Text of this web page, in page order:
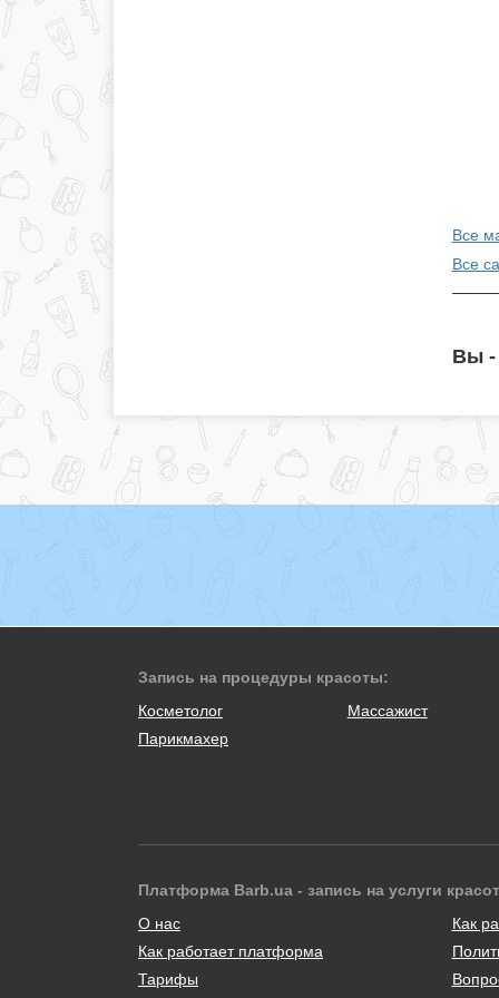
Все
Все
Вы -
Запись на процедуры красоты:
Косметолог
Массажист
Парикмахер
Платформа Barb.ua - запись на услуги
О нас
Как работает платформа
Тарифы
Как